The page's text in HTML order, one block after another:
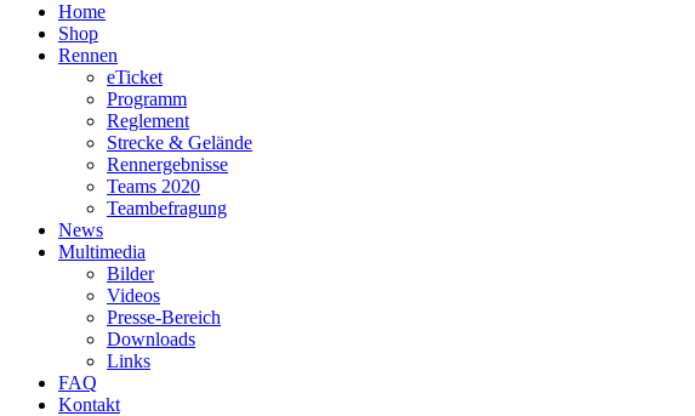
Home
Shop
Rennen
eTicket
Programm
Reglement
Strecke & Gelände
Rennergebnisse
Teams 2020
Teambefragung
News
Multimedia
Bilder
Videos
Presse-Bereich
Downloads
Links
FAQ
Kontakt